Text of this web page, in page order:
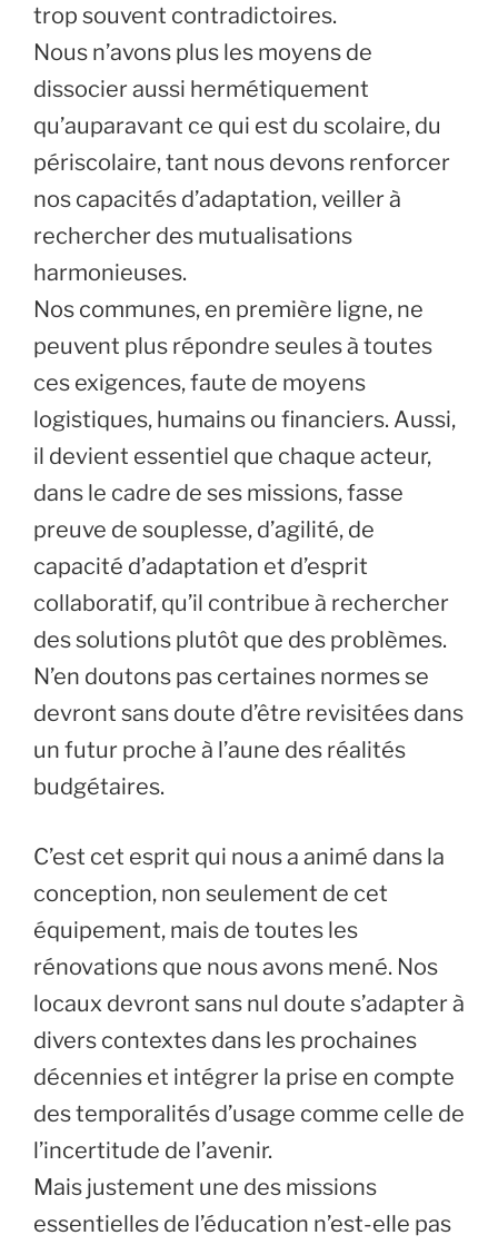
trop souvent contradictoires.
Nous n’avons plus les moyens de
dissocier aussi hermétiquement
qu’auparavant ce qui est du scolaire, du
périscolaire, tant nous devons renforcer
nos capacités d’adaptation, veiller à
rechercher des mutualisations
harmonieuses.
Nos communes, en première ligne, ne
peuvent plus répondre seules à toutes
ces exigences, faute de moyens
logistiques, humains ou financiers. Aussi,
il devient essentiel que chaque acteur,
dans le cadre de ses missions, fasse
preuve de souplesse, d’agilité, de
capacité d’adaptation et d’esprit
collaboratif, qu’il contribue à rechercher
des solutions plutôt que des problèmes.
N’en doutons pas certaines normes se
devront sans doute d’être revisitées dans
un futur proche à l’aune des réalités
budgétaires.
C’est cet esprit qui nous a animé dans la
conception, non seulement de cet
équipement, mais de toutes les
rénovations que nous avons mené. Nos
locaux devront sans nul doute s’adapter à
divers contextes dans les prochaines
décennies et intégrer la prise en compte
des temporalités d’usage comme celle de
l’incertitude de l’avenir.
Mais justement une des missions
essentielles de l’éducation n’est-elle pas